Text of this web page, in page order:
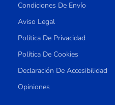
Condiciones De Envío
Aviso Legal
Política De Privacidad
Política De Cookies
Declaración De Accesibilidad
Opiniones